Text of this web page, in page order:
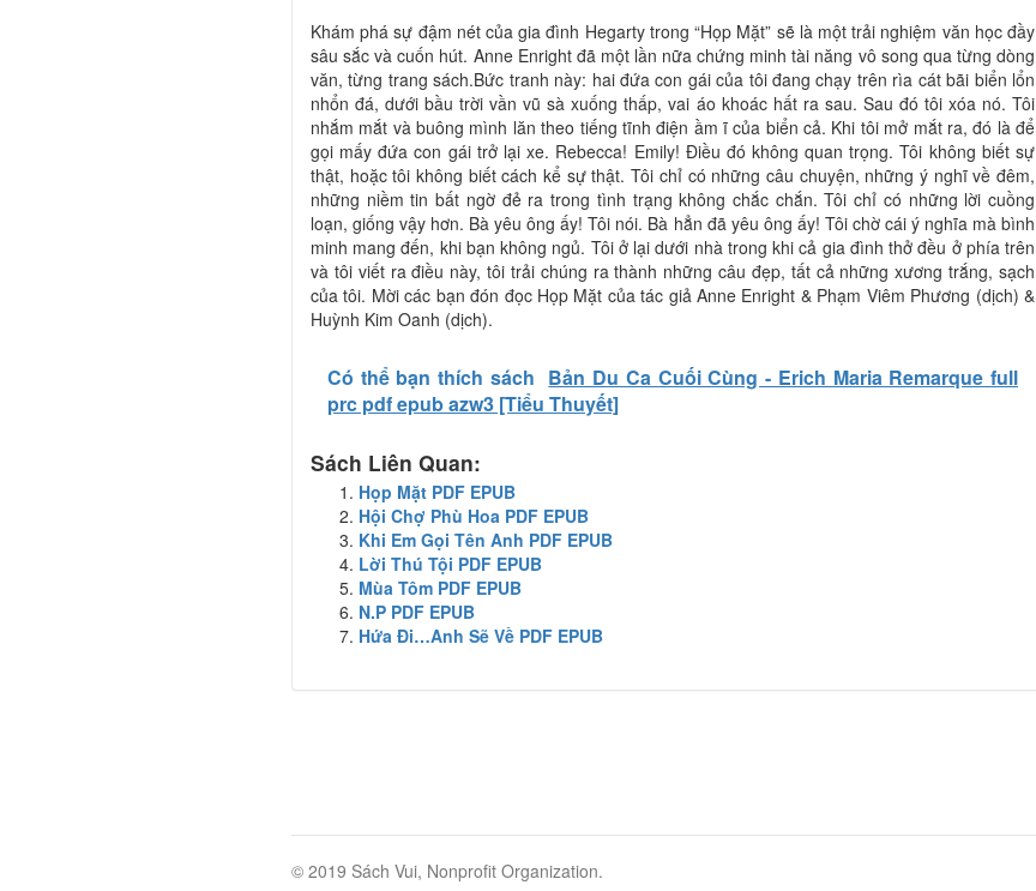
Khám phá sự đậm nét của gia đình Hegarty trong “Họp Mặt” sẽ là một trải nghiệm văn học đầy
sâu sắc và cuốn hút. Anne Enright đã một lần nữa chứng minh tài năng vô song qua từng dòng
văn, từng trang sách.Bức tranh này: hai đứa con gái của tôi đang chạy trên rìa cát bãi biển lổn
nhổn đá, dưới bầu trời vần vũ sà xuống thấp, vai áo khoác hất ra sau. Sau đó tôi xóa nó. Tôi
nhắm mắt và buông mình lăn theo tiếng tĩnh điện ầm ĩ của biển cả. Khi tôi mở mắt ra, đó là để
gọi mấy đứa con gái trở lại xe. Rebecca! Emily! Điều đó không quan trọng. Tôi không biết sự
thật, hoặc tôi không biết cách kể sự thật. Tôi chỉ có những câu chuyện, những ý nghĩ về đêm,
những niềm tin bất ngờ đẻ ra trong tình trạng không chắc chắn. Tôi chỉ có những lời cuồng
loạn, giống vậy hơn. Bà yêu ông ấy! Tôi nói. Bà hẳn đã yêu ông ấy! Tôi chờ cái ý nghĩa mà bình
minh mang đến, khi bạn không ngủ. Tôi ở lại dưới nhà trong khi cả gia đình thở đều ở phía trên
và tôi viết ra điều này, tôi trải chúng ra thành những câu đẹp, tất cả những xương trắng, sạch
của tôi. Mời các bạn đón đọc Họp Mặt của tác giả Anne Enright & Phạm Viêm Phương (dịch) &
Huỳnh Kim Oanh (dịch).
Có thể bạn thích sách Bản Du Ca Cuối Cùng - Erich Maria Remarque full
prc pdf epub azw3 [Tiểu Thuyết]
Sách Liên Quan:
Họp Mặt PDF EPUB
Hội Chợ Phù Hoa PDF EPUB
Khi Em Gọi Tên Anh PDF EPUB
Lời Thú Tội PDF EPUB
Mùa Tôm PDF EPUB
N.P PDF EPUB
Hứa Đi…Anh Sẽ Về PDF EPUB
© 2019 Sách Vui, Nonprofit Organization.